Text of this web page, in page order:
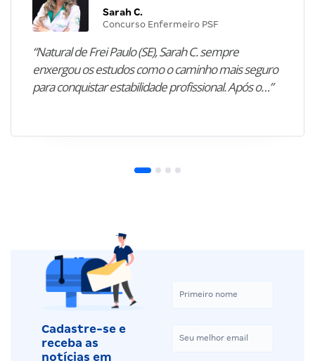
Sarah C.
Concurso Enfermeiro PSF
“Natural de Frei Paulo (SE), Sarah C. sempre
enxergou os estudos como o caminho mais seguro
para conquistar estabilidade profissional. Após o…”
Cadastre-se e
receba as
notícias em